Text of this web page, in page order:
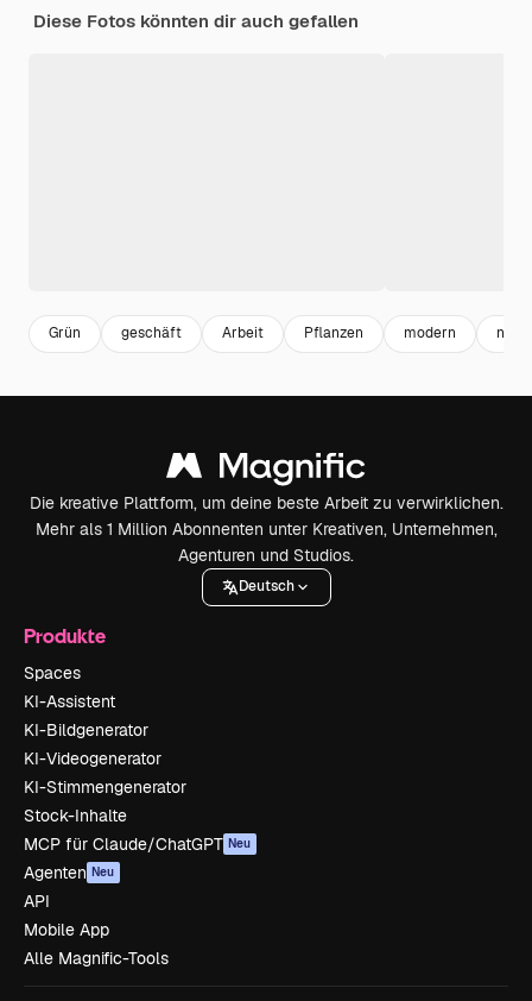
Diese Fotos könnten dir auch gefallen
Grün geschäft Arbeit Pflanzen modern
Die kreative Plattform, um deine beste Arbeit zu verwirklichen.
Mehr als 1 Million Abonnenten unter Kreativen, Unternehmen,
Agenturen und Studios.
Deutsch
Produkte
Spaces
KI-Assistent
KI-Bildgenerator
KI-Videogenerator
KI-Stimmengenerator
Stock-Inhalte
MCP für Claude/ChatGPT Neu
Agenten Neu
API
Mobile App
Alle Magnific-Tools